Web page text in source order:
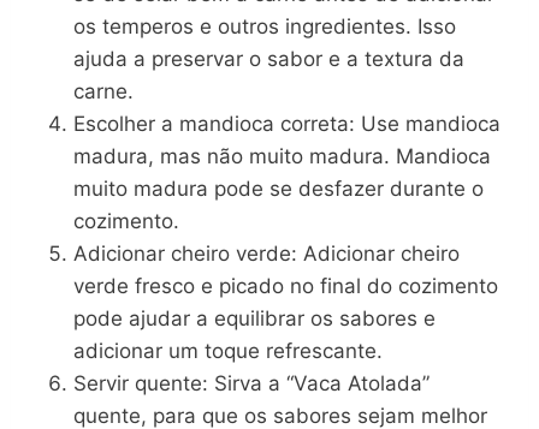
os temperos e outros ingredientes. Isso
ajuda a preservar o sabor e a textura da
carne.
Escolher a mandioca correta: Use mandioca
madura, mas não muito madura. Mandioca
muito madura pode se desfazer durante o
cozimento.
Adicionar cheiro verde: Adicionar cheiro
verde fresco e picado no final do cozimento
pode ajudar a equilibrar os sabores e
adicionar um toque refrescante.
Servir quente: Sirva a “Vaca Atolada”
quente, para que os sabores sejam melhor